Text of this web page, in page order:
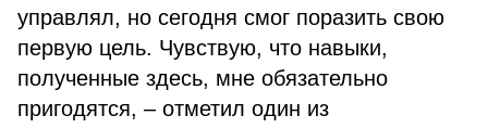
управлял, но сегодня смог поразить свою
первую цель. Чувствую, что навыки,
полученные здесь, мне обязательно
пригодятся, – отметил один из